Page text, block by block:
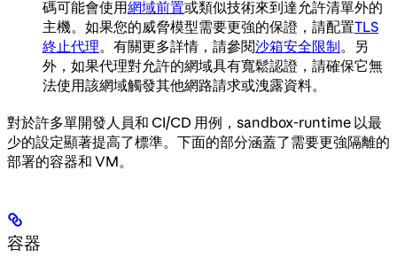
碼可能會使用網域前置或類似技術來到達允許清單外的
主機。如果您的威脅模型需要更強的保證，請配置TLS
終止代理。有關更多詳情，請參閱沙箱安全限制。另
外，如果代理對允許的網域具有寬鬆認證，請確保它無
法使用該網域觸發其他網路請求或洩露資料。
對於許多單開發人員和 CI/CD 用例，sandbox-runtime 以最
少的設定顯著提高了標準。下面的部分涵蓋了需要更強隔離的
部署的容器和 VM。
容器